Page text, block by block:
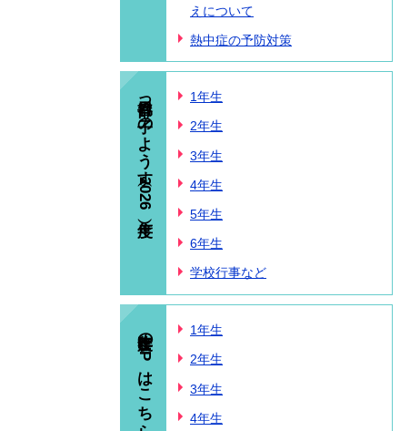
えについて
熱中症の予防対策
春日部っ子のようす（2026年度） 1年生
2年生
3年生
4年生
5年生
6年生
学校行事など
昨年度のHPはこちら 1年生
2年生
3年生
4年生